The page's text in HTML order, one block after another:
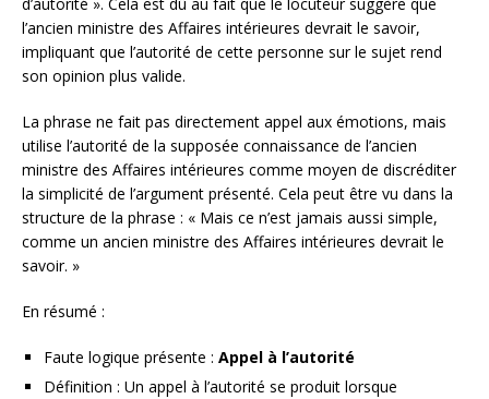
d’autorité ». Cela est dû au fait que le locuteur suggère que
l’ancien ministre des Affaires intérieures devrait le savoir,
impliquant que l’autorité de cette personne sur le sujet rend
son opinion plus valide.
La phrase ne fait pas directement appel aux émotions, mais
utilise l’autorité de la supposée connaissance de l’ancien
ministre des Affaires intérieures comme moyen de discréditer
la simplicité de l’argument présenté. Cela peut être vu dans la
structure de la phrase : « Mais ce n’est jamais aussi simple,
comme un ancien ministre des Affaires intérieures devrait le
savoir. »
En résumé :
Faute logique présente : Appel à l’autorité
Définition : Un appel à l’autorité se produit lorsque